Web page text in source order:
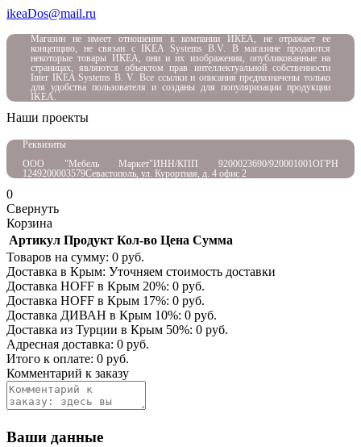
ikeaDos@mail.ru
Магазин не имеет отношения к компании ИКЕА, не отражает ее
концепцию, не связан с
IKEA Systems B.V. В магазине продаются
некоторые товары ИКЕА, они и их изображения, опубликованные на
страницах, являются объектом прав интеллектуальной собственности
Inter IKEA Systems B. V. Все ссылки и описания предназначены только
для удобства пользователя и созданы для популяризации продукции
IKEA.
Наши проекты
Реквизиты
ООО "Мебель Маркет"ИНН/КПП 9200023690/920001001ОГРН
1249200003579Севастополь, ул. Курортная, д. 4 офис 2
0
Свернуть
Корзина
Артикул Продукт Кол-во Цена Сумма
Товаров на сумму: 0 руб.
Доставка в Крым: Уточняем стоимость доставки
Доставка HOFF в Крым 20%: 0 руб.
Доставка HOFF в Крым 17%: 0 руб.
Доставка ДИВАН в Крым 10%: 0 руб.
Доставка из Турции в Крым 50%: 0 руб.
Адресная доставка: 0 руб.
Итого к оплате: 0 руб.
Комментарий к заказу
Ваши данные